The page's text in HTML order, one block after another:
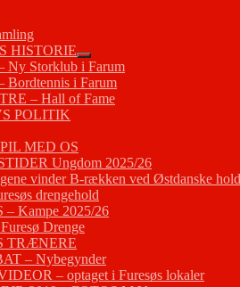
HISTORIE
Ny Storklub i Farum
Bordtennis i Farum
– Hall of Fame
POLITIK
MED OS
Ungdom 2025/26
vinder B-rækken ved Østdanske
drengehold
Kampe 2025/26
Drenge
TRÆNERE
– Nybegynder
– optaget i Furesøs lokaler